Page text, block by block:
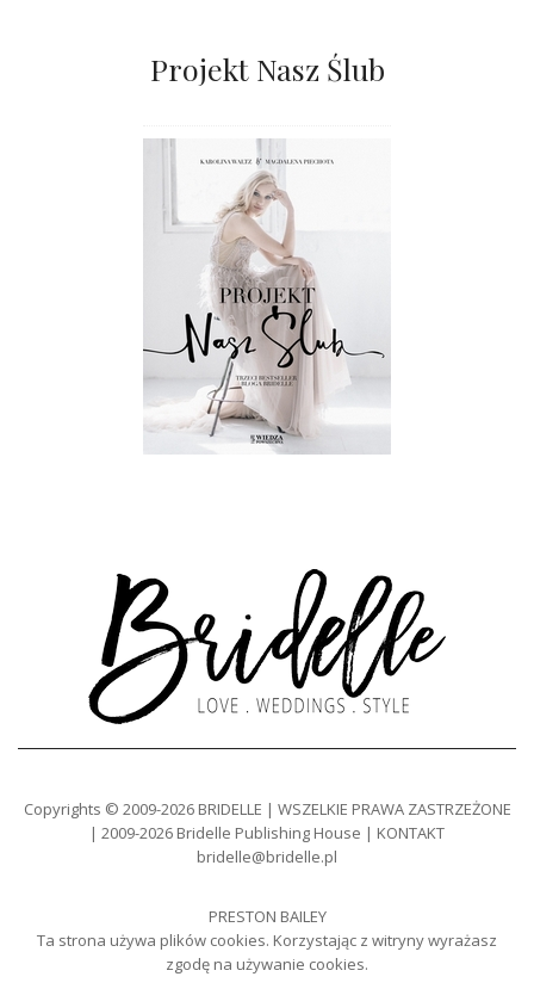
Projekt Nasz Ślub
Copyrights © 2009-2026 BRIDELLE | WSZELKIE PRAWA ZASTRZEŻONE
| 2009-2026 Bridelle Publishing House | KONTAKT
bridelle@bridelle.pl
PRESTON BAILEY
Ta strona używa plików cookies. Korzystając z witryny wyrażasz
zgodę na używanie cookies.